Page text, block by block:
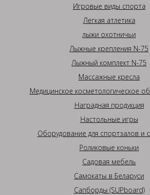
Игровые виды спорта
Легкая атлетика
лыжи охотничьи
Лыжные крепления N-75
Лыжный комплект N-75
Массажные кресла
Медицинское косметологическое
Наградная продукция
Настольные игры
Оборудование для спортзалов и
Роликовые коньки
Садовая мебель
Самокаты в Беларуси
Сапборды (SUPboard)